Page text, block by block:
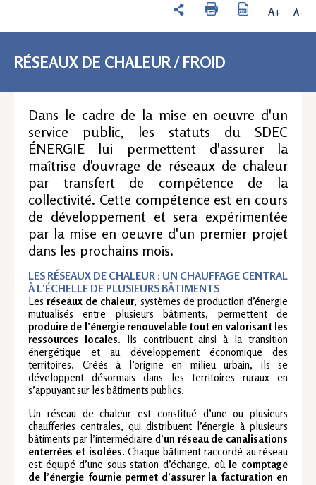
A+ A-
RÉSEAUX DE CHALEUR / FROID
Dans le cadre de la mise en oeuvre d'un
service public, les statuts du SDEC
ÉNERGIE lui permettent d'assurer la
maîtrise d'ouvrage de réseaux de chaleur
par transfert de compétence de la
collectivité. Cette compétence est en cours
de développement et sera expérimentée
par la mise en oeuvre d'un premier projet
dans les prochains mois.
LES RÉSEAUX DE CHALEUR : UN CHAUFFAGE CENTRAL
À L'ÉCHELLE DE PLUSIEURS BÂTIMENTS
Lesréseaux de chaleur, systèmes de production d’énergie
mutualisés entre plusieurs bâtiments, permettent de
produire de l’énergie renouvelable tout en valorisant les
ressources locales. Ils contribuent ainsi à la transition
énergétique et au développement économique des
territoires. Créés à l’origine en milieu urbain, ils se
développent désormais dans les territoires ruraux en
s’appuyant sur les bâtiments publics.
Un réseau de chaleur est constitué d’une ou plusieurs
chaufferies centrales, qui distribuent l’énergie à plusieurs
bâtiments par l’intermédiaire d’un réseau de canalisations
enterrées et isolées. Chaque bâtiment raccordé au réseau
est équipé d’une sous-station d’échange, où le comptage
de l’énergie fournie permet d’assurer la facturation en